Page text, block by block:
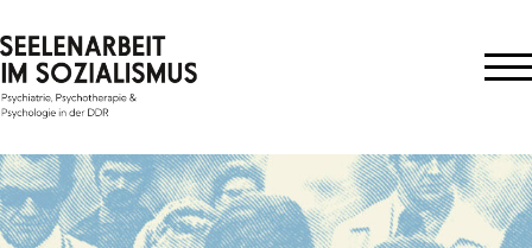
to
content